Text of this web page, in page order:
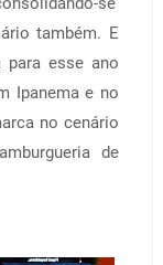
também. E
para esse ano
Ipanema e no
no cenário
de